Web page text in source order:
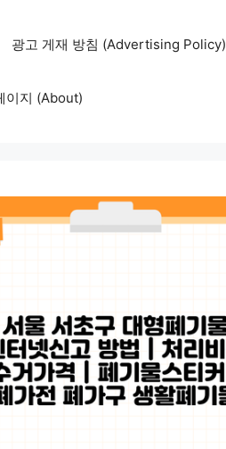
광고 게재 방침 (Advertising Policy)
이지 (About)